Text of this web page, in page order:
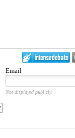
Email
Not displayed publicly.